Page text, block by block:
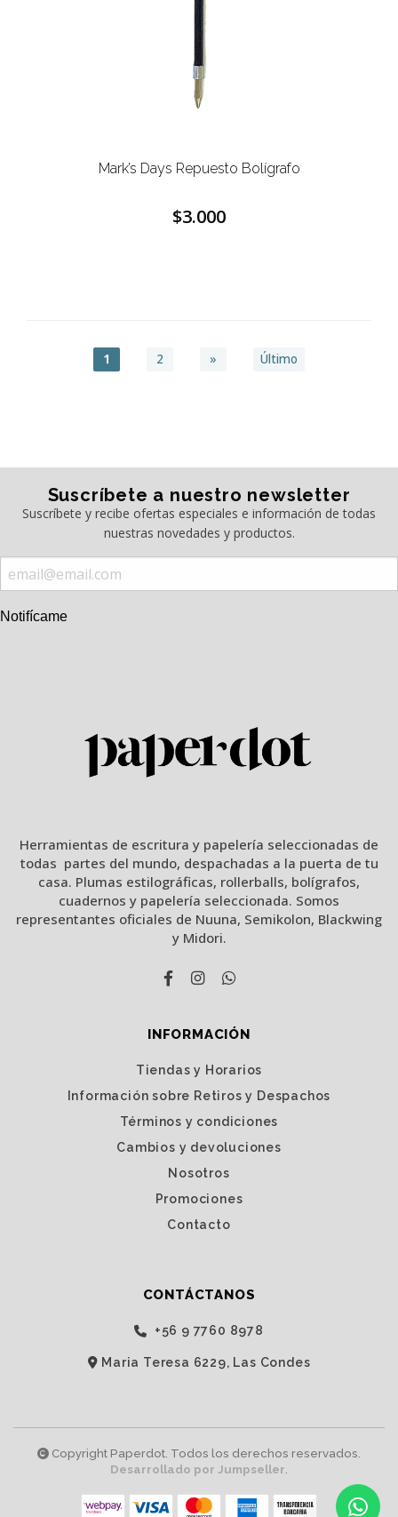
Mark’s Days Repuesto Bolígrafo
$3.000
1 2 » Último
Suscríbete a nuestro newsletter
Suscríbete y recibe ofertas especiales e información de todas
nuestras novedades y productos.
Notifícame
Herramientas de escritura y papelería seleccionadas de
todas partes del mundo, despachadas a la puerta de tu
casa. Plumas estilográficas, rollerballs, bolígrafos,
cuadernos y papelería seleccionada. Somos
representantes oficiales de Nuuna, Semikolon, Blackwing
y Midori.
INFORMACIÓN
Tiendas y Horarios
Información sobre Retiros y Despachos
Términos y condiciones
Cambios y devoluciones
Nosotros
Promociones
Contacto
CONTÁCTANOS
‭+56 9 7760 8978‬
Maria Teresa 6229, Las Condes
Copyright Paperdot. Todos los derechos reservados.
Desarrollado por Jumpseller